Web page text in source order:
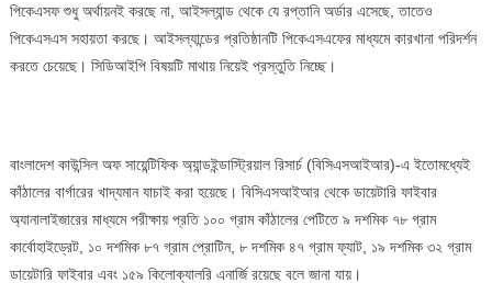
পিকেএসফ শুধু অর্থায়নই করছে না, আইসল্যান্ড থেকে যে রপ্তানি অর্ডার এসেছে, তাতেও
পিকেএসএস সহায়তা করছে। আইসল্যান্ডের প্রতিষ্ঠানটি পিকেএসএফের মাধ্যমে কারখানা পরিদর্শন
করতে চেয়েছে। সিডিআইপি‍ বিষয়টি মাথায় নিয়েই প্রস্তুতি নিচ্ছে।
বাংলাদেশ কাউন্সিল অফ সায়েন্টিফিক অ্যান্ডইন্ডাস্ট্রিয়াল রিসার্চ (বিসিএসআইআর)-এ ইতোমধ্যেই
কাঁঠালের বার্গারের খাদ্যমান যাচাই করা হয়েছে। বিসিএসআইআর থেকে ডায়েটারি ফাইবার
অ্যানালাইজারের মাধ্যমে পরীক্ষায় প্রতি ১০০ গ্রাম কাঁঠালের পেটিতে ৯ দশমিক ৭৮ গ্রাম
কার্বোহাইড্রেট, ১০ দশমিক ৮৭ গ্রাম প্রোটিন, ৮ দশমিক ৪৭ গ্রাম ফ্যাট, ১৯ দশমিক ৩২ গ্রাম
ডায়েটারি ফাইবার এবং ১৫৯ কিলোক্যালরি এনার্জি রয়েছে বলে জানা যায়।